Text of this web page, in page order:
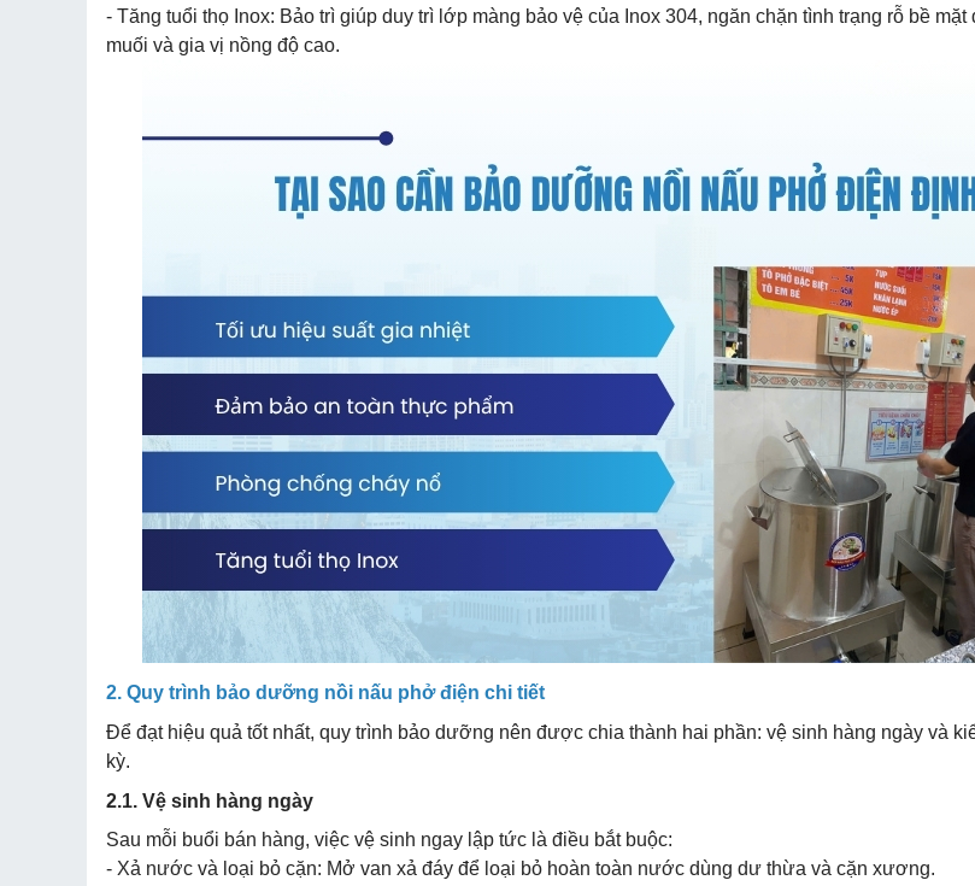
- Tăng tuổi thọ Inox: Bảo trì giúp duy trì lớp màng bảo vệ của Inox 304, ngăn chặn tình trạng rỗ bề mặt
muối và gia vị nồng độ cao.
2. Quy trình bảo dưỡng nồi nấu phở điện chi tiết
Để đạt hiệu quả tốt nhất, quy trình bảo dưỡng nên được chia thành hai phần: vệ sinh hàng ngày và
kỳ.
2.1. Vệ sinh hàng ngày
Sau mỗi buổi bán hàng, việc vệ sinh ngay lập tức là điều bắt buộc:
- Xả nước và loại bỏ cặn: Mở van xả đáy để loại bỏ hoàn toàn nước dùng dư thừa và cặn xương.